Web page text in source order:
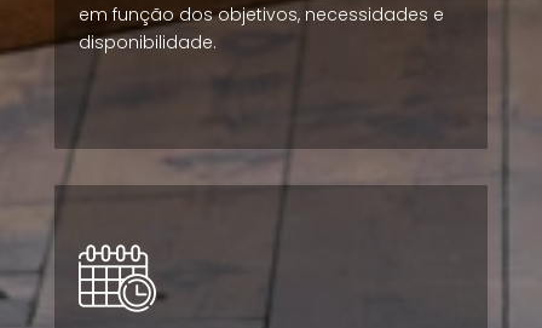
em função dos objetivos, necessidades e
disponibilidade.